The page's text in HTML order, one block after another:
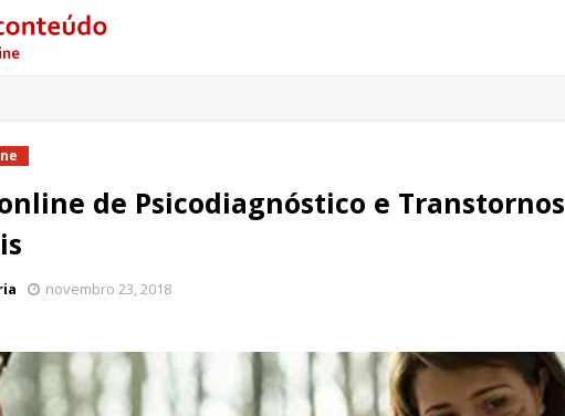
de Psicodiagnóstico e Transtornos
novembro 23, 2018